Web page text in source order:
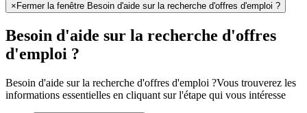
× Fermer la fenêtre Besoin d'aide sur la recherche d'offres d'emploi ?
Besoin d'aide sur la recherche d'offres
d'emploi ?
Besoin d'aide sur la recherche d'offres d'emploi ?Vous trouverez les
informations essentielles en cliquant sur l'étape qui vous intéresse